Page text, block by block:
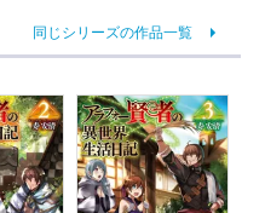
同じシリーズの作品一覧